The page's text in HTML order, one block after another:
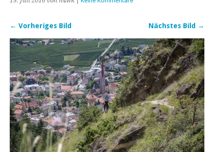
← Vorheriges Bild Nächstes Bild →